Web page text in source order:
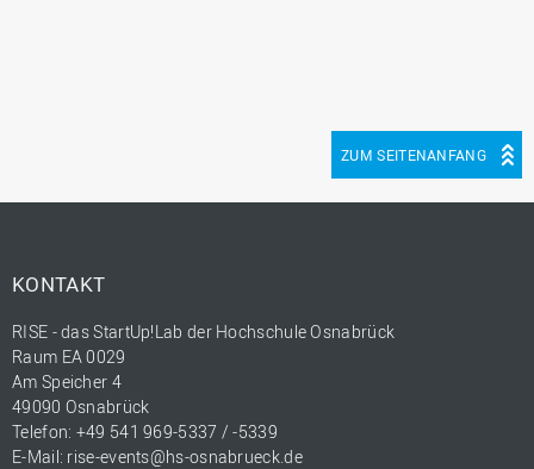
ZUM SEITENANFANG
KONTAKT
RISE - das StartUp!Lab der Hochschule Osnabrück
Raum EA 0029
Am Speicher 4
49090 Osnabrück
Telefon: +49 541 969-5337 / -5339
E-Mail: rise-events@hs-osnabrueck.de